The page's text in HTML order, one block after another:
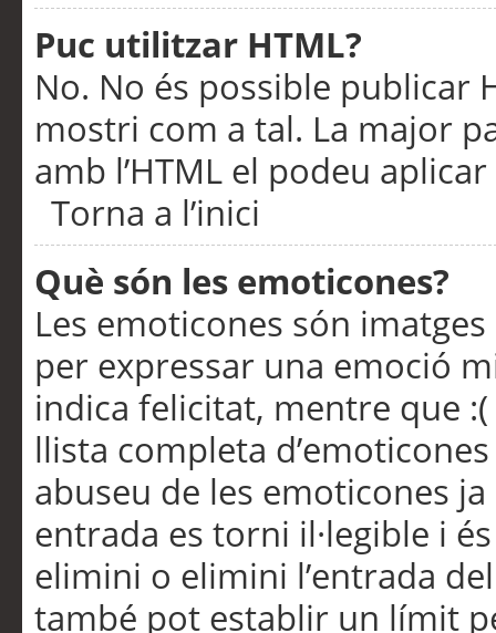
Puc utilitzar HTML?
No. No és possible publicar
mostri com a tal. La major
amb l’HTML el podeu
Torna a l’inici
Què són les emoticones?
Les emoticones són
per expressar una emoció
indica felicitat, mentre que
llista completa
abuseu de les emoticones
entrada es torni il·legible i
elimini o elimini l’entrada
també pot establir un límit